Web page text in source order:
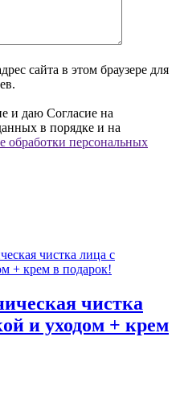
сайта в этом браузере для
и даю Согласие на
в порядке и на
обработки персональных
чистка
и уходом + крем